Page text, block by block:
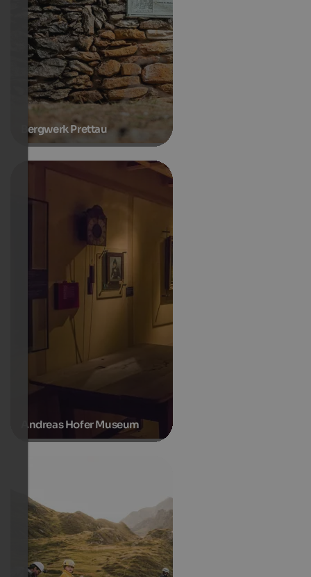
Bergwerk Prettau
Andreas Hofer Museum